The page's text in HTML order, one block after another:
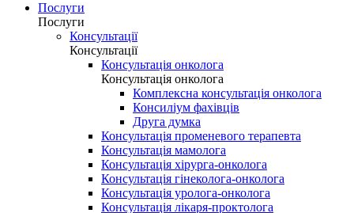
Послуги
Послуги
Консультації
Консультації
Консультація онколога
Консультація онколога
Комплексна консультація онколога
Консиліум фахівців
Друга думка
Консультація променевого терапевта
Консультація мамолога
Консультація хірурга-онколога
Консультація гінеколога-онколога
Консультація уролога-онколога
Консультація лікаря-проктолога